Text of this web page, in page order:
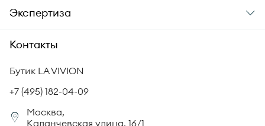
Аксессуары
Гарантия подлинности
Комплект документов
Политика возврата
Сертификация бриллиантов
Юридическая информация
О компании
СМИ о нас
Корпоративный портал
Экспертиза
Академия LA VIVION
Статьи
Контакты
Бутик LA VIVION
+7 (495) 182-04-09
Москва,
Каланчевская улица, 16/1